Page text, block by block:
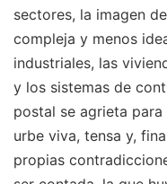
sectores, la imagen
compleja y menos
industriales, las
y los sistemas de
postal se agrieta
urbe viva, tensa y,
propias